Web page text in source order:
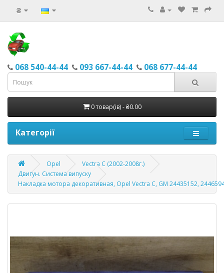
₴
068 540-44-44 093 667-44-44 068 677-44-44
0 товар(ів) - ₴0.00
Категорії
Opel
Vectra C (2002-2008г.)
Двигун. Система випуску
Накладка мотора декоративная, Opel Vectra C, GM 24435152,